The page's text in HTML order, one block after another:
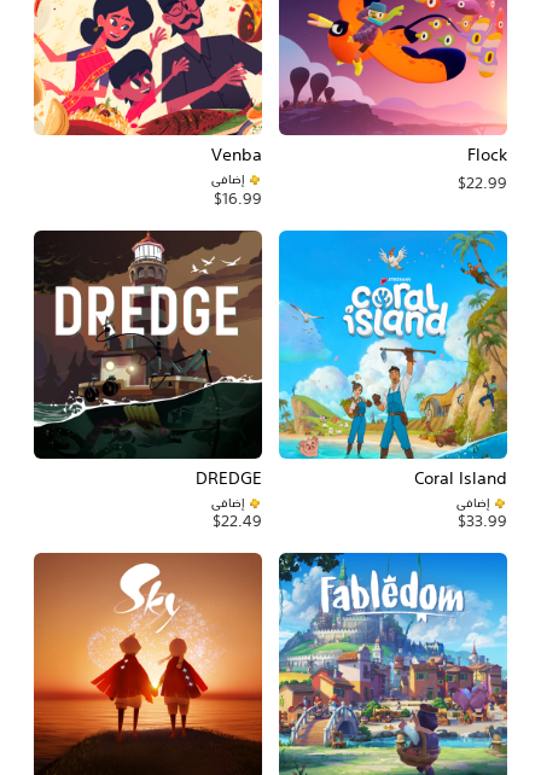
Flock
$22.99
Venba
إضافي
$16.99
Coral Island
إضافي
$33.99
DREDGE
إضافي
$22.49